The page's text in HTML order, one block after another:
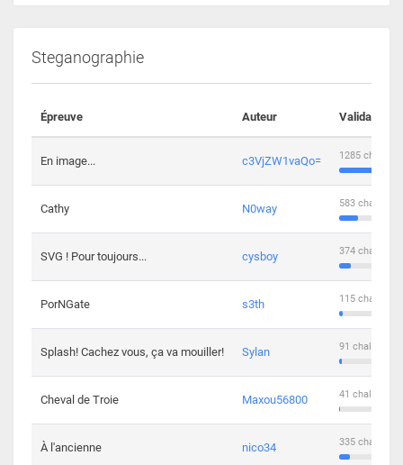
Steganographie
Épreuve Auteur Validations
En image... c3VjZW1vaQo= 1285
Cathy N0way 583
SVG ! Pour toujours... cysboy 374
PorNGate s3th 115
Splash! Cachez vous, ça va mouiller! Sylan 91
Cheval de Troie Maxou56800 41
À l'ancienne nico34 335